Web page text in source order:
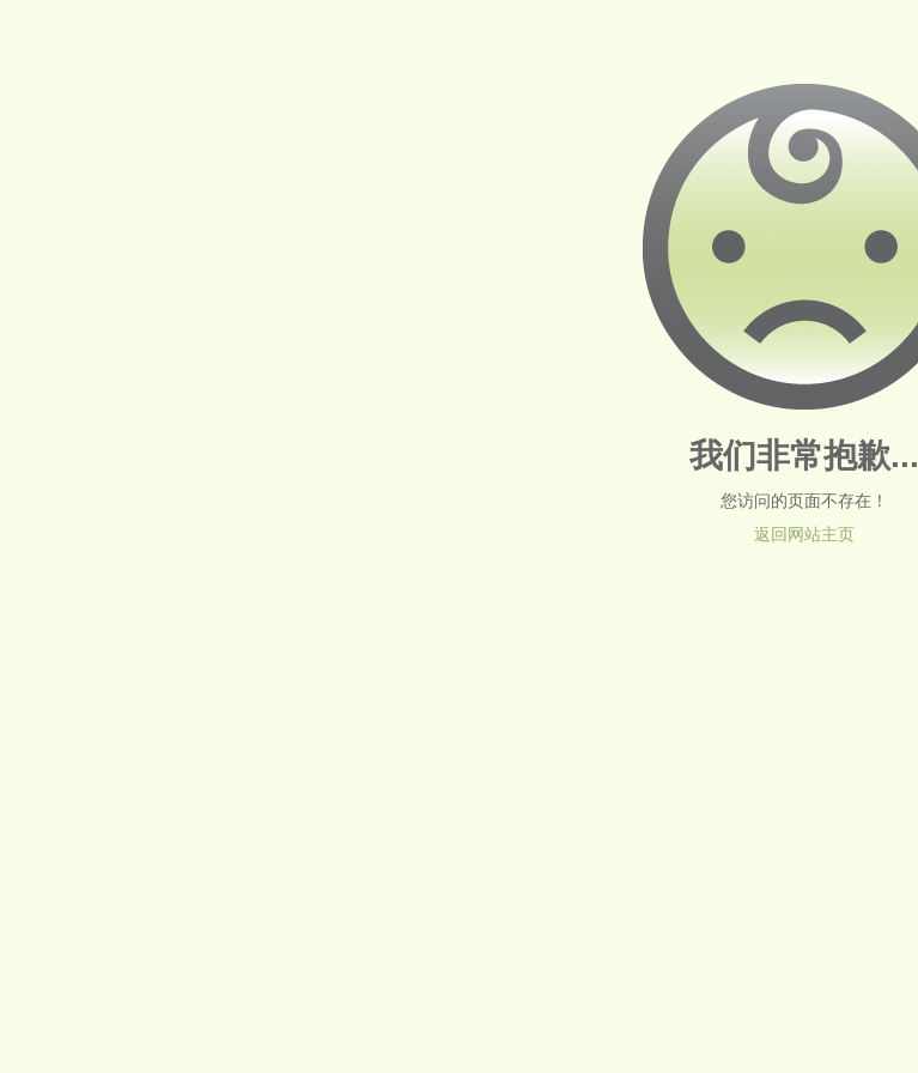
我们非常抱歉...
您访问的页面不存在！
返回网站主页